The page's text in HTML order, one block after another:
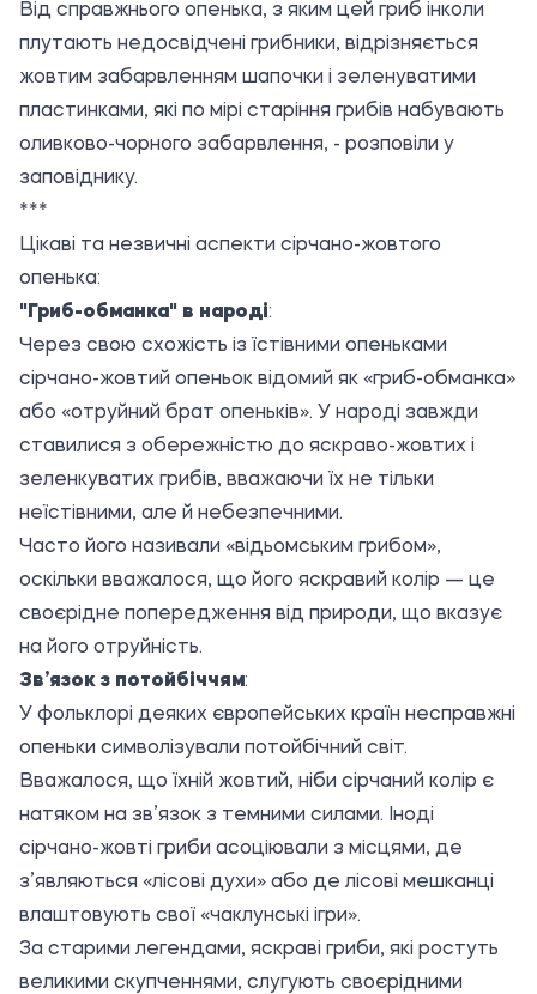
Від справжнього опенька, з яким цей гриб інколи
плутають недосвідчені грибники, відрізняється
жовтим забарвленням шапочки і зеленуватими
пластинками, які по мірі старіння грибів набувають
оливково-чорного забарвлення, - розповіли у
заповіднику.
***
Цікаві та незвичні аспекти сірчано-жовтого
опенька:
"Гриб-обманка" в народі:
Через свою схожість із їстівними опеньками
сірчано-жовтий опеньок відомий як «гриб-обманка»
або «отруйний брат опеньків». У народі завжди
ставилися з обережністю до яскраво-жовтих і
зеленкуватих грибів, вважаючи їх не тільки
неїстівними, але й небезпечними.
Часто його називали «відьомським грибом»,
оскільки вважалося, що його яскравий колір — це
своєрідне попередження від природи, що вказує
на його отруйність.
Зв’язок з потойбіччям:
У фольклорі деяких європейських країн несправжні
опеньки символізували потойбічний світ.
Вважалося, що їхній жовтий, ніби сірчаний колір є
натяком на зв’язок з темними силами. Іноді
сірчано-жовті гриби асоціювали з місцями, де
з’являються «лісові духи» або де лісові мешканці
влаштовують свої «чаклунські ігри».
За старими легендами, яскраві гриби, які ростуть
великими скупченнями, слугують своєрідними